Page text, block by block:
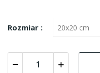
Rozmiar :